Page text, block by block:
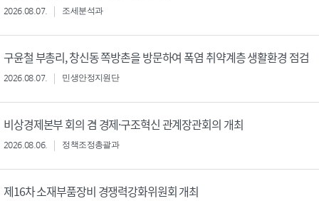
2026.08.07. 조세분석과
구윤철 부총리, 창신동 쪽방촌을 방문하여 폭염 취약계층 생활환경 점검
2026.08.07. 민생안정지원단
비상경제본부 회의 겸 경제·구조혁신 관계장관회의 개최
2026.08.06. 정책조정총괄과
제16차 소재부품장비 경쟁력강화위원회 개최